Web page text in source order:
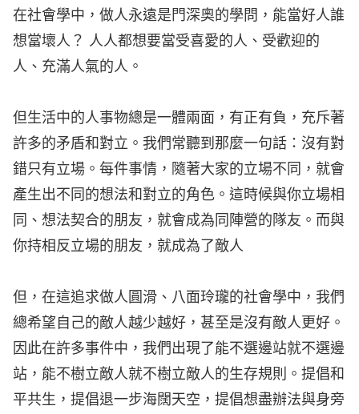
在社會學中，做人永遠是門深奧的學問，能當好人誰
想當壞人？ 人人都想要當受喜愛的人、受歡迎的
人、充滿人氣的人。
但生活中的人事物總是一體兩面，有正有負，充斥著
許多的矛盾和對立。我們常聽到那麼一句話：沒有對
錯只有立場。每件事情，隨著大家的立場不同，就會
產生出不同的想法和對立的角色。這時候與你立場相
同、想法契合的朋友，就會成為同陣營的隊友。而與
你持相反立場的朋友，就成為了敵人
但，在這追求做人圓滑、八面玲瓏的社會學中，我們
總希望自己的敵人越少越好，甚至是沒有敵人更好。
因此在許多事件中，我們出現了能不選邊站就不選邊
站，能不樹立敵人就不樹立敵人的生存規則。提倡和
平共生，提倡退一步海闊天空，提倡想盡辦法與身旁